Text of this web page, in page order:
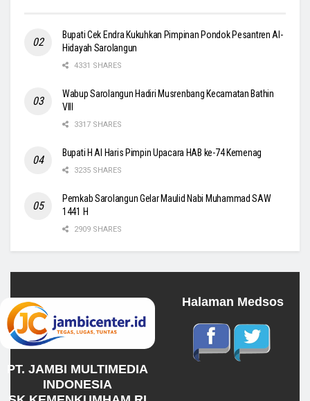
Bupati Cek Endra Kukuhkan Pimpinan Pondok Pesantren Al-
Hidayah Sarolangun
4331 SHARES
Wabup Sarolangun Hadiri Musrenbang Kecamatan Bathin
VIII
3317 SHARES
Bupati H Al Haris Pimpin Upacara HAB ke-74 Kemenag
3235 SHARES
Pemkab Sarolangun Gelar Maulid Nabi Muhammad SAW
1441 H
2909 SHARES
PT. JAMBI MULTIMEDIA
INDONESIA
Halaman Medsos